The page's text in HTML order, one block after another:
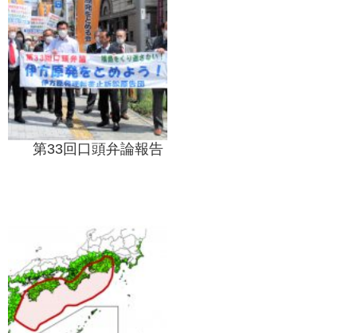
第33回口頭弁論報告